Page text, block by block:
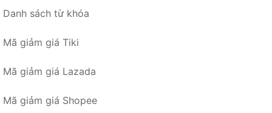
Danh sách từ khóa
Mã giảm giá Tiki
Mã giảm giá Lazada
Mã giảm giá Shopee